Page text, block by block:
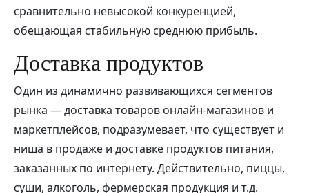
сравнительно невысокой конкуренцией,
обещающая стабильную среднюю прибыль.
Доставка продуктов
Один из динамично развивающихся сегментов
рынка — доставка товаров онлайн-магазинов и
маркетплейсов, подразумевает, что существует и
ниша в продаже и доставке продуктов питания,
заказанных по интернету. Действительно, пиццы,
суши, алкоголь, фермерская продукция и т.д.